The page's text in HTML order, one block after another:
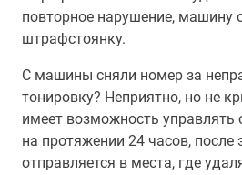
повторное нарушение, машину
штрафстоянку.
С машины сняли номер за
тонировку? Неприятно, но не
имеет возможность
на протяжении 24 часов, после
отправляется в места, где